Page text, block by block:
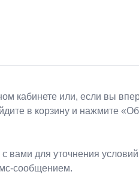
кабинете или, если вы
в корзину и нажмите
для уточнения условий
сообщением.